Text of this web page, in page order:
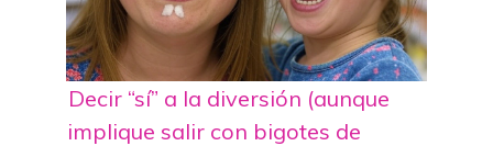
Decir “sí” a la diversión (aunque
implique salir con bigotes de